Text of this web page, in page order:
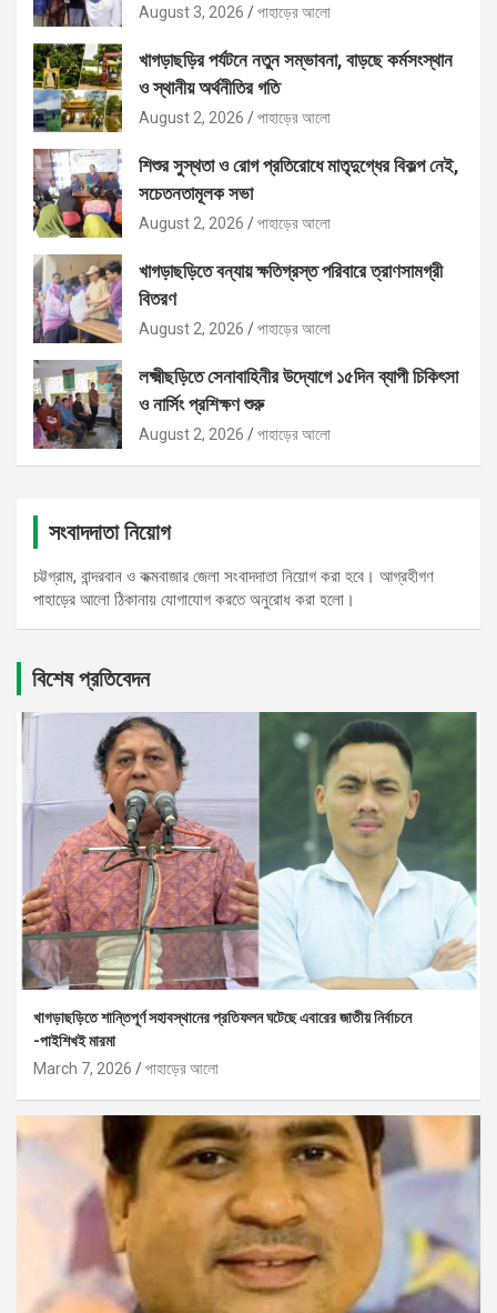
বিতরণ
August 3, 2026 পাহাড়ের আলো
খাগড়াছড়ির পর্যটনে নতুন সম্ভাবনা, বাড়ছে কর্মসংস্থান
ও স্থানীয় অর্থনীতির গতি
August 2, 2026 পাহাড়ের আলো
শিশুর সুস্থতা ও রোগ প্রতিরোধে মাতৃদুগ্ধের বিকল্প নেই,
সচেতনতামূলক সভা
August 2, 2026 পাহাড়ের আলো
খাগড়াছড়িতে বন্যায় ক্ষতিগ্রস্ত পরিবারে ত্রাণসামগ্রী
বিতরণ
August 2, 2026 পাহাড়ের আলো
লক্ষ্মীছড়িতে সেনাবাহিনীর উদ্যোগে ১৫দিন ব্যাপী চিকিৎসা
ও নার্সিং প্রশিক্ষণ শুরু
August 2, 2026 পাহাড়ের আলো
সংবাদদাতা নিয়োগ
চট্টগ্রাম, বান্দরবান ও কক্মবাজার জেলা সংবাদদাতা নিয়োগ করা হবে। আগ্রহীগণ
পাহাড়ের আলো ঠিকানায় যোগাযোগ করতে অনুরোধ করা হলো।
বিশেষ প্রতিবেদন
খাগড়াছড়িতে শান্তিপূর্ণ সহাবস্থানের প্রতিফলন ঘটেছে এবারের জাতীয় নির্বাচনে
-পাইশিখই মারমা
March 7, 2026
পাহাড়ের আলো